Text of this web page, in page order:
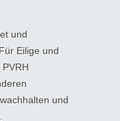
und
Eilige und
und